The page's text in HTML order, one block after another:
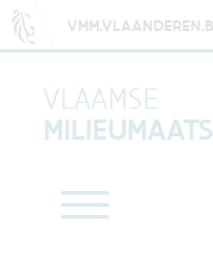
VLAAMSE